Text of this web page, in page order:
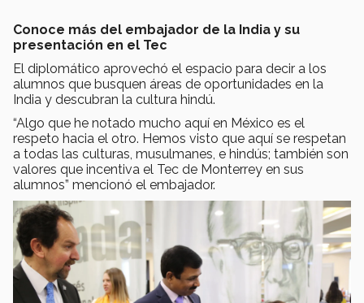
Conoce más del embajador de la India y su
presentación en el Tec
El diplomático aprovechó el espacio para decir a los
alumnos que busquen áreas de oportunidades en la
India y descubran la cultura hindú.
“Algo que he notado mucho aquí en México es el
respeto hacia el otro. Hemos visto que aquí se respetan
a todas las culturas, musulmanes, e hindús; también son
valores que incentiva el Tec de Monterrey en sus
alumnos” mencionó el embajador.